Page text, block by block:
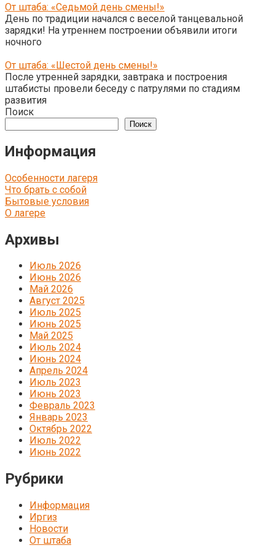
От штаба: «Седьмой день смены!»
День по традиции начался с веселой танцевальной
зарядки! На утреннем построении объявили итоги
ночного
От штаба: «Шестой день смены!»
После утренней зарядки, завтрака и построения
штабисты провели беседу с патрулями по стадиям
развития
Поиск
Поиск
Информация
Особенности лагеря
Что брать с собой
Бытовые условия
О лагере
Архивы
Июль 2026
Июнь 2026
Май 2026
Август 2025
Июль 2025
Июнь 2025
Май 2025
Июль 2024
Июнь 2024
Апрель 2024
Июль 2023
Июнь 2023
Февраль 2023
Январь 2023
Октябрь 2022
Июль 2022
Июнь 2022
Рубрики
Информация
Иргиз
Новости
От штаба